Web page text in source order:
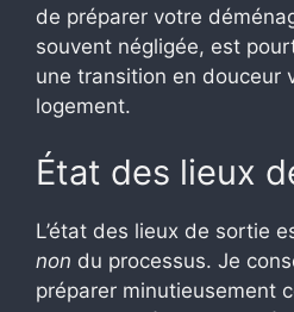
de préparer votre
souvent négligée, est
une transition en douceur
logement.
État des lieux
L’état des lieux de sortie
non du processus. Je
préparer minutieusement